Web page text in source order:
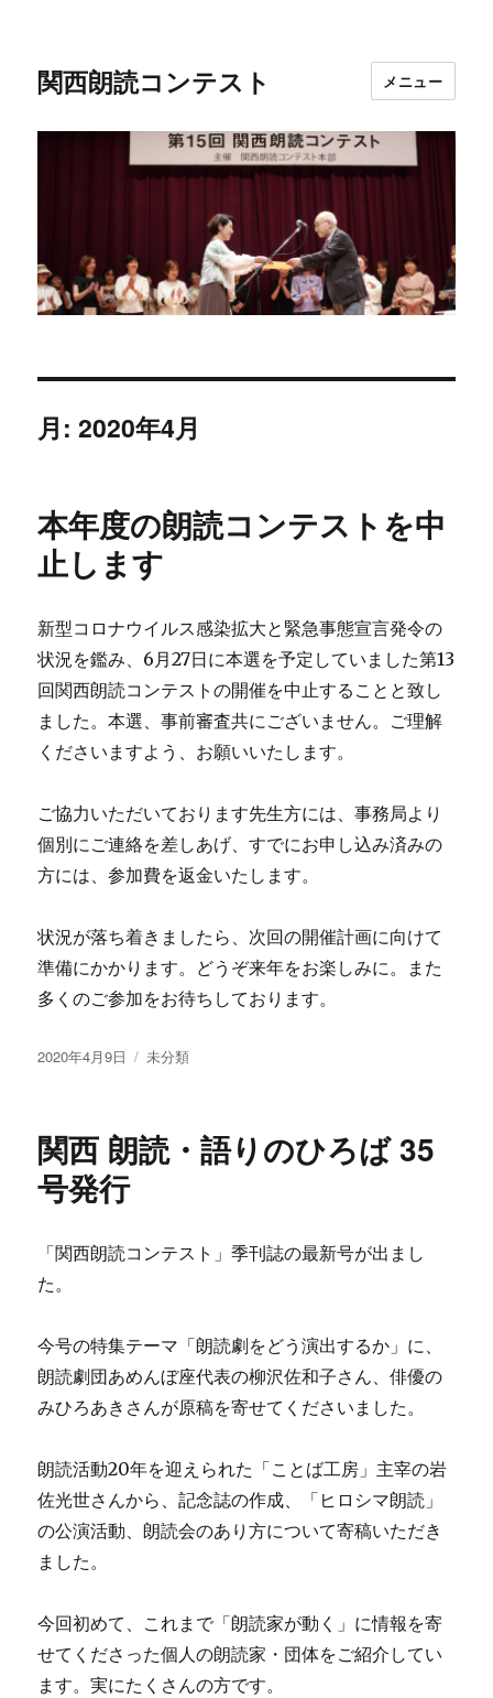
関西朗読コンテスト メニュー
月:2020年4月
本年度の朗読コンテストを中
止します
新型コロナウイルス感染拡大と緊急事態宣言発令の
状況を鑑み、6月27日に本選を予定していました第13
回関西朗読コンテストの開催を中止することと致し
ました。本選、事前審査共にございません。ご理解
くださいますよう、お願いいたします。
ご協力いただいております先生方には、事務局より
個別にご連絡を差しあげ、すでにお申し込み済みの
方には、参加費を返金いたします。
状況が落ち着きましたら、次回の開催計画に向けて
準備にかかります。どうぞ来年をお楽しみに。また
多くのご参加をお待ちしております。
投
2020年4月9日
カ
ー
未分類
関西 朗読・語りのひろば 35
号発行
「関西朗読コンテスト」季刊誌の最新号が出まし
た。
今号の特集テーマ「朗読劇をどう演出するか」に、
朗読劇団あめんぼ座代表の柳沢佐和子さん、俳優の
みひろあきさんが原稿を寄せてくださいました。
朗読活動20年を迎えられた「ことば工房」主宰の岩
佐光世さんから、記念誌の作成、「ヒロシマ朗読」
の公演活動、朗読会のあり方について寄稿いただき
ました。
今回初めて、これまで「朗読家が動く」に情報を寄
せてくださった個人の朗読家・団体をご紹介してい
ます。実にたくさんの方です。